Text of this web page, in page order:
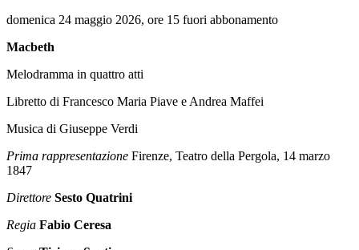
domenica 24 maggio 2026, ore 15 fuori abbonamento
Macbeth
Melodramma in quattro atti
Libretto di Francesco Maria Piave e Andrea Maffei
Musica di Giuseppe Verdi
Prima rappresentazione Firenze, Teatro della Pergola, 14 marzo
1847
Direttore Sesto Quatrini
Regia Fabio Ceresa